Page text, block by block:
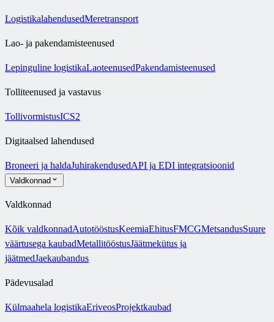
LogistikalahendusedMeretransport
Lao- ja pakendamisteenused
Lepinguline logistikaLaoteenusedPakendamisteenused
Tolliteenused ja vastavus
TollivormistusICS2
Digitaalsed lahendused
Broneeri ja haldaJuhirakendusedAPI ja EDI integratsioonid
Valdkonnad
Valdkonnad
Kõik valdkonnadAutotööstusKeemiaEhitusFMCGMetsandusSuure
väärtusega kaubadMetallitööstusJäätmekütus ja
jäätmedJaekaubandus
Pädevusalad
Külmaahela logistikaEriveosProjektkaubad